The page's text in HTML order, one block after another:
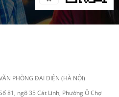
PHÒNG ĐẠI DIỆN (HÀ NỘI)
81, ngõ 35 Cát Linh, Phường Ô Chợ